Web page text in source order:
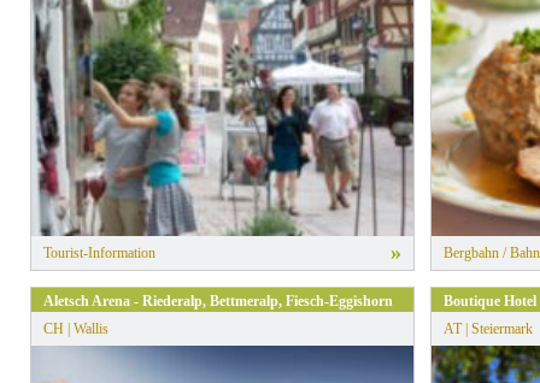
» Alle Filter zurücksetzen
Tourist-Information » Bergbahn / Bahn
Aletsch Arena - Riederalp, Bettmeralp, Fiesch-Eggishorn
CH | Wallis
Boutique
AT | Steiermark